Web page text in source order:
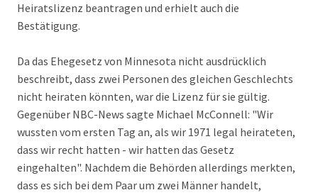
Heiratslizenz beantragen und erhielt auch die
Bestätigung.
Da das Ehegesetz von Minnesota nicht ausdrücklich
beschreibt, dass zwei Personen des gleichen Geschlechts
nicht heiraten könnten, war die Lizenz für sie gültig.
Gegenüber NBC-News sagte Michael McConnell: "Wir
wussten vom ersten Tag an, als wir 1971 legal heirateten,
dass wir recht hatten - wir hatten das Gesetz
eingehalten". Nachdem die Behörden allerdings merkten,
dass es sich bei dem Paar um zwei Männer handelt,